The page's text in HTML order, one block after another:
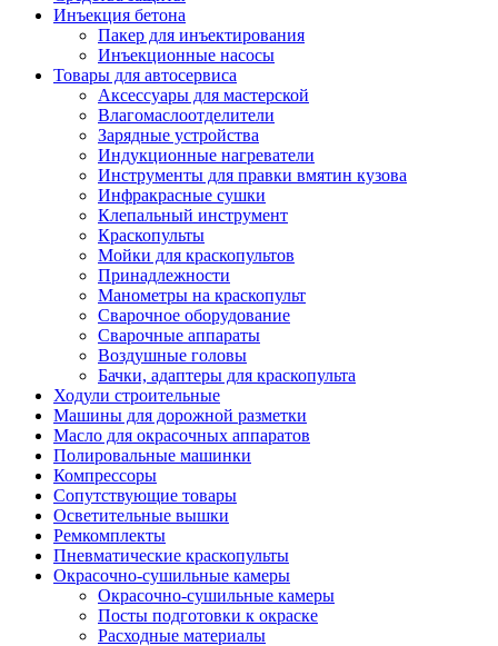
Инъекция бетона
Пакер для инъектирования
Инъекционные насосы
Товары для автосервиса
Аксессуары для мастерской
Влагомаслоотделители
Зарядные устройства
Индукционные нагреватели
Инструменты для правки вмятин кузова
Инфракрасные сушки
Клепальный инструмент
Краскопульты
Мойки для краскопультов
Принадлежности
Манометры на краскопульт
Сварочное оборудование
Сварочные аппараты
Воздушные головы
Бачки, адаптеры для краскопульта
Ходули строительные
Машины для дорожной разметки
Масло для окрасочных аппаратов
Полировальные машинки
Компрессоры
Сопутствующие товары
Осветительные вышки
Ремкомплекты
Пневматические краскопульты
Окрасочно-сушильные камеры
Окрасочно-сушильные камеры
Посты подготовки к окраске
Расходные материалы